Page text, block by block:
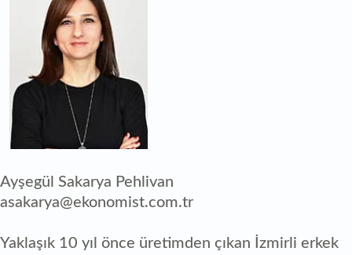
Ayşegül Sakarya Pehlivan
asakarya@ekonomist.com.tr
Yaklaşık 10 yıl önce üretimden çıkan İzmirli erkek